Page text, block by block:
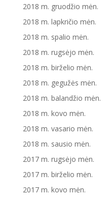
2018 m. gruodžio mėn.
2018 m. lapkričio mėn.
2018 m. spalio mėn.
2018 m. rugsėjo mėn.
2018 m. birželio mėn.
2018 m. gegužės mėn.
2018 m. balandžio mėn.
2018 m. kovo mėn.
2018 m. vasario mėn.
2018 m. sausio mėn.
2017 m. rugsėjo mėn.
2017 m. birželio mėn.
2017 m. kovo mėn.